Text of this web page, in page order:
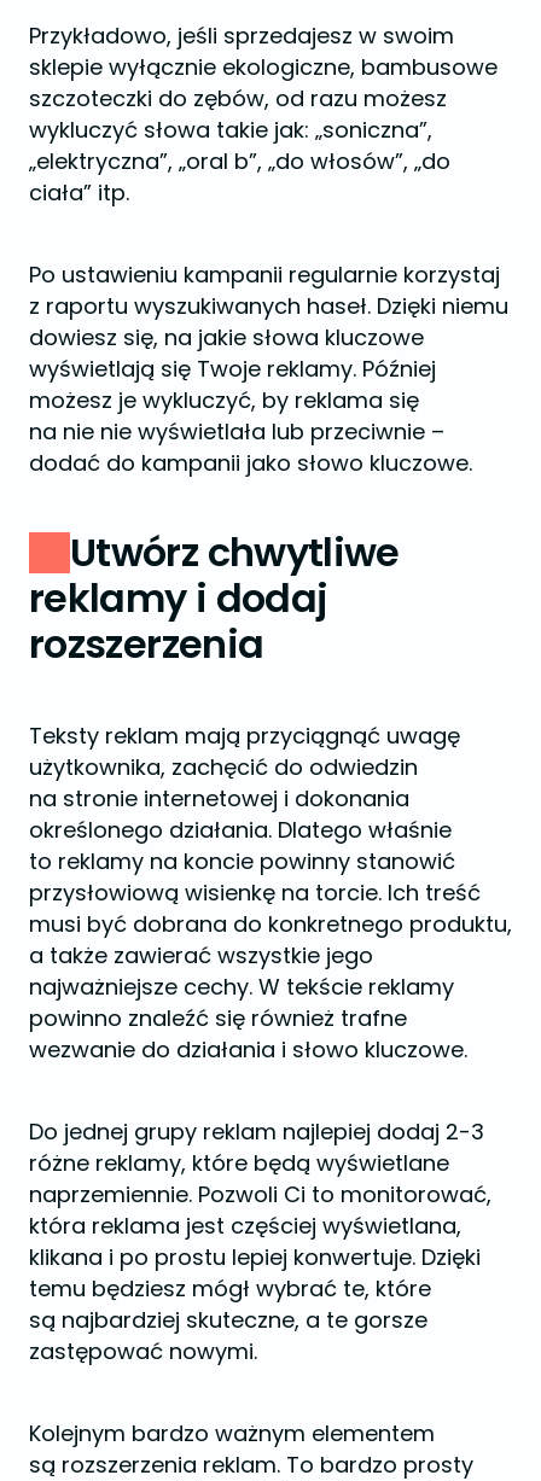
Przykładowo, jeśli sprzedajesz w swoim
sklepie wyłącznie ekologiczne, bambusowe
szczoteczki do zębów, od razu możesz
wykluczyć słowa takie jak: „soniczna”,
„elektryczna”, „oral b”, „do włosów”, „do
ciała” itp.
Po ustawieniu kampanii regularnie korzystaj
z raportu wyszukiwanych haseł. Dzięki niemu
dowiesz się, na jakie słowa kluczowe
wyświetlają się Twoje reklamy. Później
możesz je wykluczyć, by reklama się
na nie nie wyświetlała lub przeciwnie –
dodać do kampanii jako słowo kluczowe.
Utwórz chwytliwe
reklamy i dodaj
rozszerzenia
Teksty reklam mają przyciągnąć uwagę
użytkownika, zachęcić do odwiedzin
na stronie internetowej i dokonania
określonego działania. Dlatego właśnie
to reklamy na koncie powinny stanowić
przysłowiową wisienkę na torcie. Ich treść
musi być dobrana do konkretnego produktu,
a także zawierać wszystkie jego
najważniejsze cechy. W tekście reklamy
powinno znaleźć się również trafne
wezwanie do działania i słowo kluczowe.
Do jednej grupy reklam najlepiej dodaj 2-3
różne reklamy, które będą wyświetlane
naprzemiennie. Pozwoli Ci to monitorować,
która reklama jest częściej wyświetlana,
klikana i po prostu lepiej konwertuje. Dzięki
temu będziesz mógł wybrać te, które
są najbardziej skuteczne, a te gorsze
zastępować nowymi.
Kolejnym bardzo ważnym elementem
są rozszerzenia reklam. To bardzo prosty